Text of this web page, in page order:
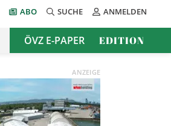
ABO SUCHE ANMELDEN
ÖVZ E-PAPER EDITION
ANZEIGE